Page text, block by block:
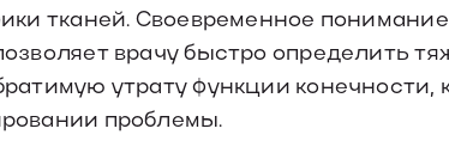
тканей. Своевременное
врачу быстро определить
утрату функции конечности,
проблемы.